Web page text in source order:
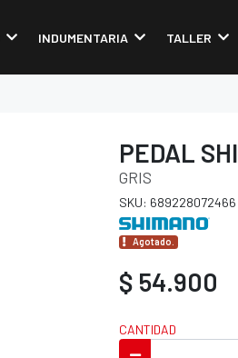
INDUMENTARIA TALLER
PEDAL
GRIS
SKU: 689228072466
Agotado.
$ 54.900
CANTIDAD